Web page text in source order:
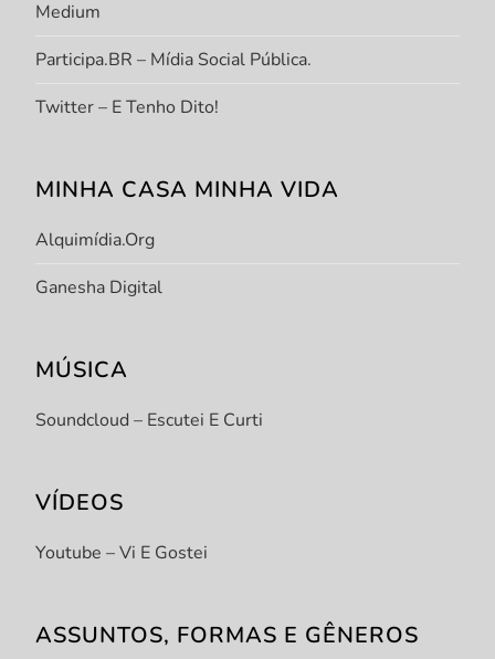
Medium
Participa.BR – Mídia Social Pública.
Twitter – E Tenho Dito!
MINHA CASA MINHA VIDA
Alquimídia.org
Ganesha Digital
MÚSICA
Soundcloud – Escutei E Curti
VÍDEOS
Youtube – Vi E Gostei
ASSUNTOS, FORMAS E GÊNEROS